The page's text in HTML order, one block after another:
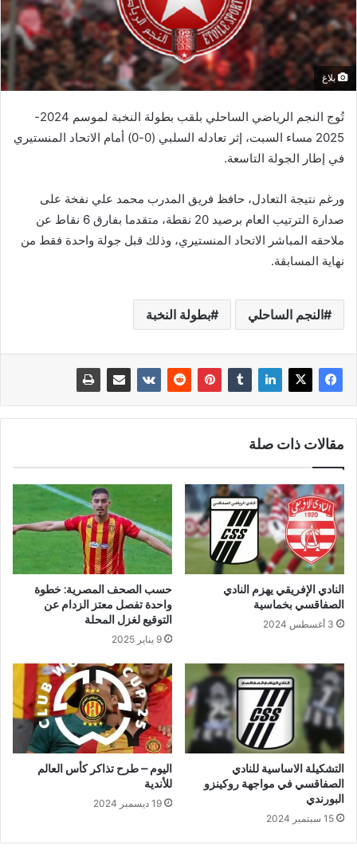
بلاغ
تُوج النجم الرياضي الساحلي بلقب بطولة النخبة لموسم 2024-
2025 مساء السبت، إثر تعادله السلبي (0-0) أمام الاتحاد المنستيري
في إطار الجولة التاسعة.
ورغم نتيجة التعادل، حافظ فريق المدرب محمد علي نفخة على
صدارة الترتيب العام برصيد 20 نقطة، متقدما بفارق 6 نقاط عن
ملاحقه المباشر الاتحاد المنستيري، وذلك قبل جولة واحدة فقط من
نهاية المسابقة.
النجم الساحلي بطولة النخبة
مقالات ذات صلة
النادي الإفريقي يهزم النادي
الصفاقسي بخماسية
3 أغسطس 2024
حسب الصحف المصرية: خطوة
واحدة تفصل معتز الزدام عن
التوقيع لغزل المحلة
9 يناير 2025
التشكيلة الاساسية للنادي
الصفاقسي في مواجهة روكينزو
البورندي
15 سبتمبر 2024
اليوم – طرح تذاكر كأس العالم
للأندية
19 ديسمبر 2024